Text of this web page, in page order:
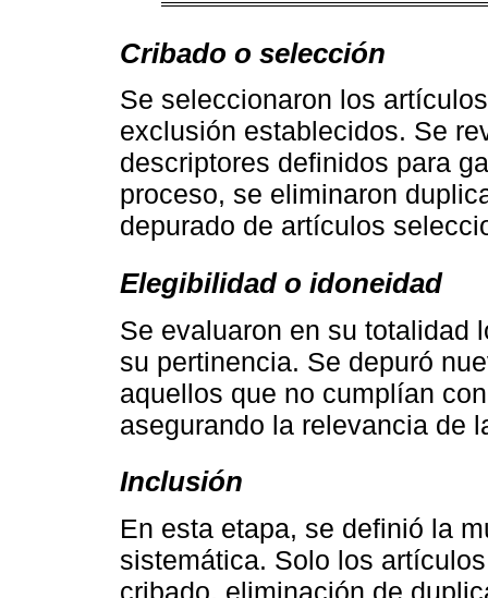
Cribado o selección
Se seleccionaron los
exclusión establecidos. Se
descriptores definidos para
proceso, se eliminaron
depurado de artículos
Elegibilidad o idoneidad
Se evaluaron en su totalidad
su pertinencia. Se depuró
aquellos que no cumplían
asegurando la relevancia de
Inclusión
En esta etapa, se definió la
sistemática. Solo los
cribado, eliminación de